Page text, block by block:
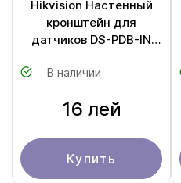
Hikvision Настенный
кронштейн для
датчиков DS-PDB-IN
В наличии
16 лей
Купить